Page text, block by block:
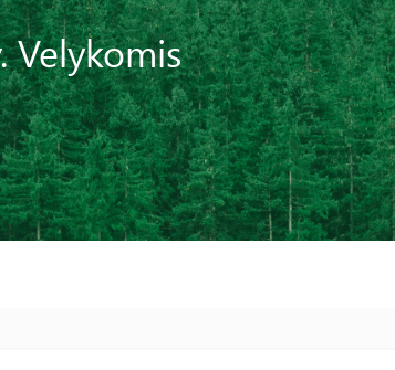
Velykomis